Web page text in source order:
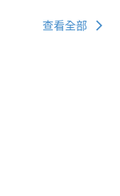
查看全部